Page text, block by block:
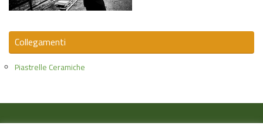
Collegamenti
Piastrelle Ceramiche